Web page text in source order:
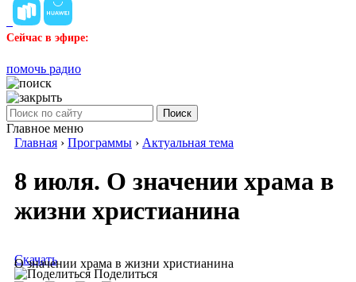
Сейчас в эфире:
помочь радио
Поиск
Главное меню
Главная › Программы › Актуальная тема
8 июля. О значении храма в
жизни христианина
О значении храма в жизни христианина
Скачать
Поделиться